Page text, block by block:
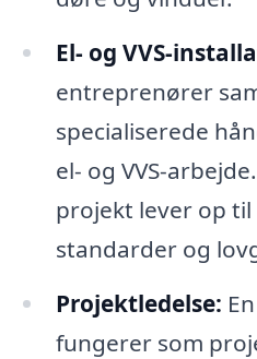
El- og VVS-
entreprenører
specialiserede
el- og VVS-
projekt lever op
standarder og
Projektledelse:
fungerer som